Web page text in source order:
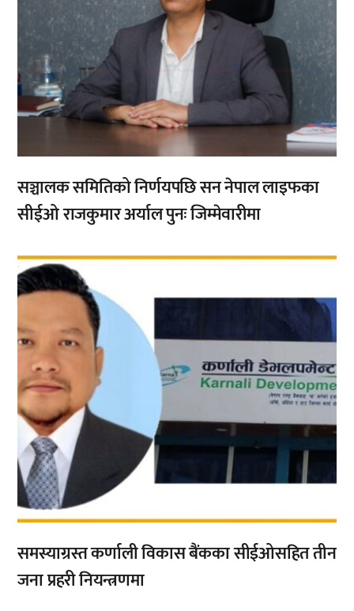
सञ्चालक समितिको निर्णयपछि सन नेपाल लाइफका
सीईओ राजकुमार अर्याल पुनः जिम्मेवारीमा
,
समस्याग्रस्त कर्णाली विकास बैंकका सीईओसहित तीन
जना प्रहरी नियन्त्रणमा